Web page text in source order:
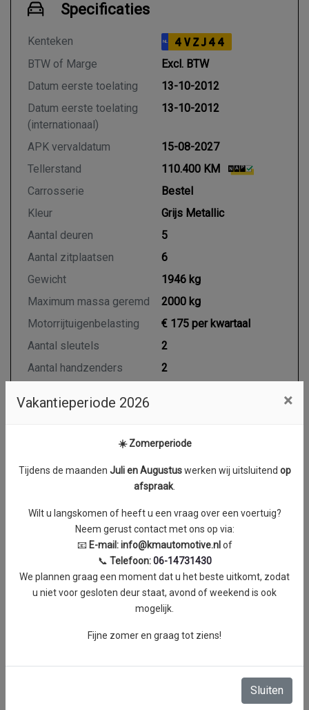
Specificaties
Kenteken NL 4VZJ44
BTW of Marge
Excl. BTW
Datum eerste toelating
13-10-2012
Datum eerste toelating
(internationaal)
13-10-2012
APK vervaldatum
15-08-2027
Tellerstand
110.400 KM
Carrosserie
Bestel
Kleur
Grijs Metallic
Aantal deuren
5
Aantal zitplaatsen
6
Gewicht
1946 kg
Maximum massa geremd
2000 kg
Motorrijtuigenbelasting
€ 175 per kwartaal
Aantal sleutels
2
Aantal handzenders
2
Transmissie
Handgeschakeld 6
Cilinderinhoud
1995 cc
84 kW / 114 PK
160 km/h
Koppel
0 Nm
6.9 l/100km
Vakantieperiode 2026 ×
☀️ Zomerperiode
Tijdens de maanden Juli en Augustuswerken wij uitsluitend op
afspraak.
Wilt u langskomen of heeft u een vraag over een voertuig?
Neem gerust contact met ons op via:
📧 E-mail:info@kmautomotive.nlof
📞 Telefoon:06-14731430
We plannen graag een moment dat u het beste uitkomt, zodat
u niet voor gesloten deur staat, avond of weekend is ook
mogelijk.
Fijne zomer en graag tot ziens!
Sluiten